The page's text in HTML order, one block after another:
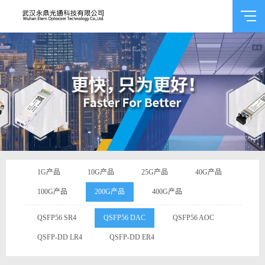
1G产品 10G产品 25G产品 40G产品
100G产品 200G产品 400G产品
QSFP56 SR4 QSFP56 DAC QSFP56 AOC
QSFP-DD LR4 QSFP-DD ER4